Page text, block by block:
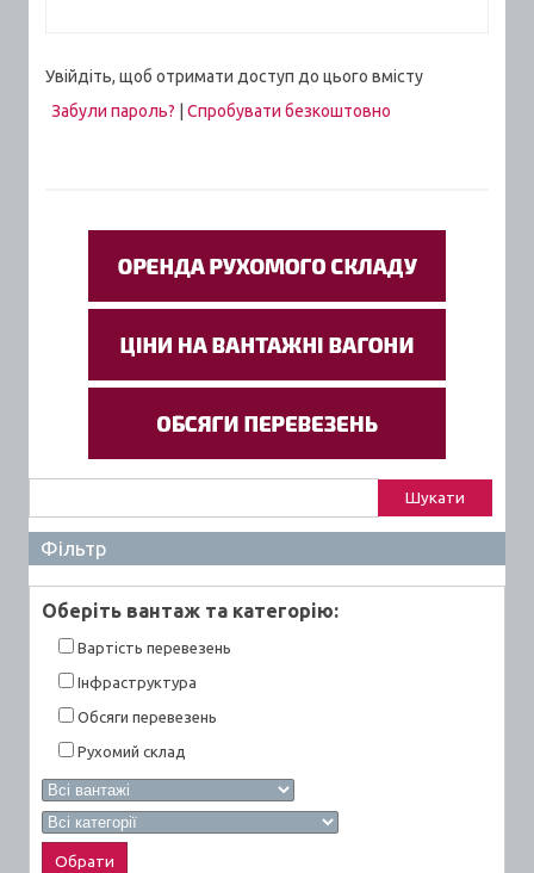
Увійдіть, щоб отримати доступ до цього вмісту
Забули пароль?
Спробувати безкоштовно
Фільтр
Оберiть вантаж та категорiю:
Вартiсть перевезень
Інфраструктура
Обсяги перевезень
Рухомий склад